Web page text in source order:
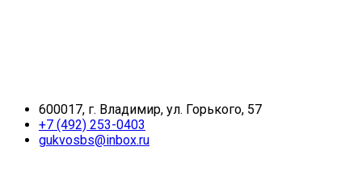
600017, г. Владимир, ул. Горького, 57
+7 (492) 253-0403
gukvosbs@inbox.ru